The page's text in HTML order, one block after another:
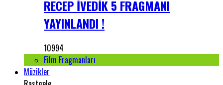
RECEP İVEDİK 5 FRAGMANI
YAYINLANDI !
10994
Film Fragmanları
Müzikler